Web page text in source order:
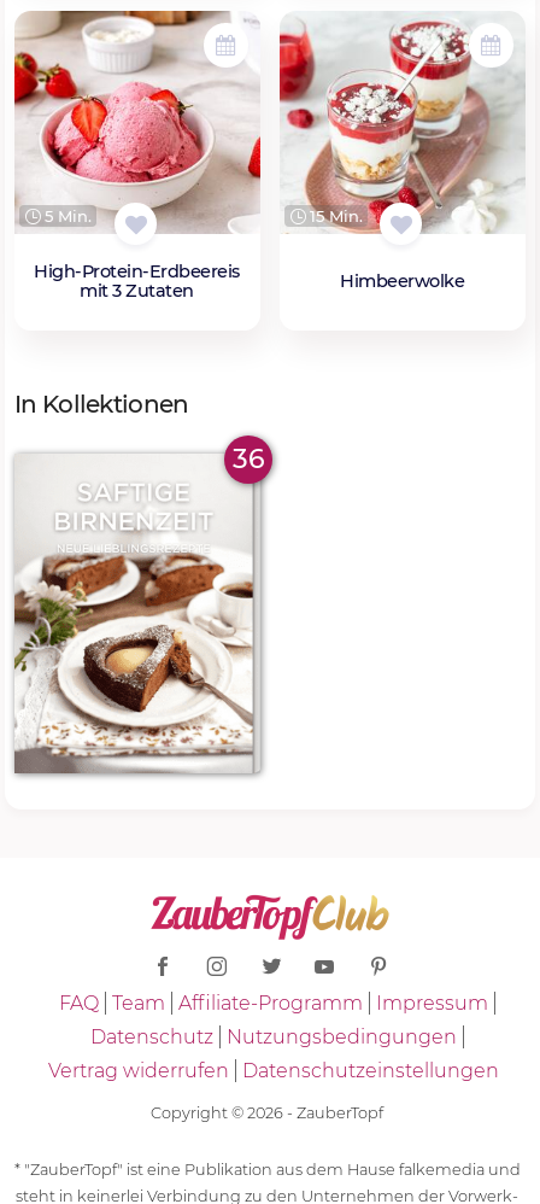
5 Min.
High-Protein-Erdbeereis
mit 3 Zutaten
15 Min.
Himbeerwolke
In Kollektionen
36
FAQ Team Affiliate-Programm
Impressum
Datenschutz
Nutzungsbedingungen
Vertrag widerrufen
Datenschutzeinstellungen
Copyright © 2026 - ZauberTopf
* "ZauberTopf" ist eine Publikation aus dem Hause falkemedia und
steht in keinerlei Verbindung zu den Unternehmen der Vorwerk-